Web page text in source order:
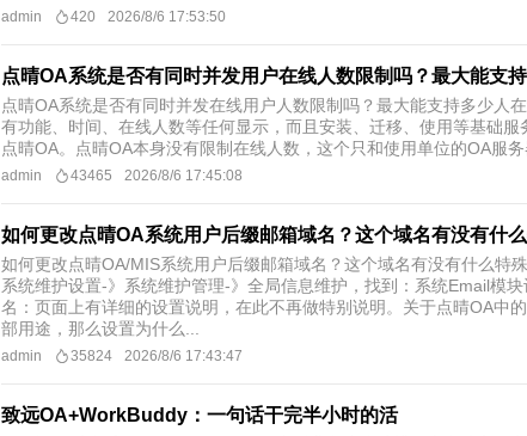
admin 420 2026/8/6 17:53:50
点晴OA系统是否有同时并发用户在线人数限制吗？最大能支
点晴OA系统是否有同时并发在线用户人数限制吗？最大能支持多少人
有功能、时间、在线人数等任何显示，而且安装、迁移、使用等基础
点晴OA。点晴OA本身没有限制在线人数，这个只和使用单位的OA服
admin 43465 2026/8/6 17:45:08
如何更改点晴OA系统用户后缀邮箱域名？这个域名有没有什
如何更改点晴OA/MIS系统用户后缀邮箱域名？这个域名有没有什么特
系统维护设置-》系统维护管理-》全局信息维护，找到：系统Email模
名：页面上有详细的设置说明，在此不再做特别说明。关于点晴OA中
部用途，那么设置为什么...
admin 35824 2026/8/6 17:43:47
致远OA+WorkBuddy：一句话干完半小时的活